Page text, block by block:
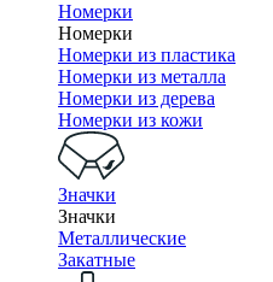
Номерки
Номерки
Номерки из пластика
Номерки из металла
Номерки из дерева
Номерки из кожи
Значки
Значки
Металлические
Закатные